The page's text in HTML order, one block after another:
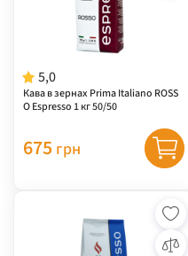
5,0
Кава в зернах Prima Italiano ROSS
O Espresso 1 кг 50/50
675 грн